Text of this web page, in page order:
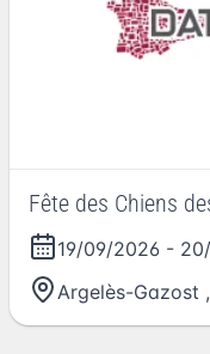
Fête des Chiens
19/09/2026 -
Argelès-Gazost ,